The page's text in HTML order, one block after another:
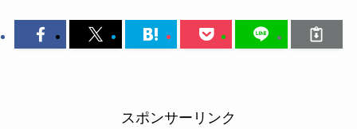
スポンサーリンク